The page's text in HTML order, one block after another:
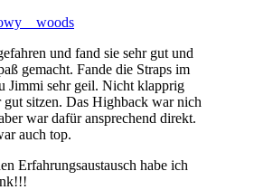
und fand sie sehr gut und
gemacht. Fande die Straps im
Jimmi sehr geil. Nicht klapprig
gut sitzen. Das Highback war nich
war dafür ansprechend direkt.
auch top.
Erfahrungsaustausch habe ich